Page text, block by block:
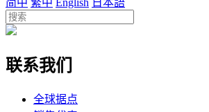
简中 繁中 English 日本語
联系我们
全球据点